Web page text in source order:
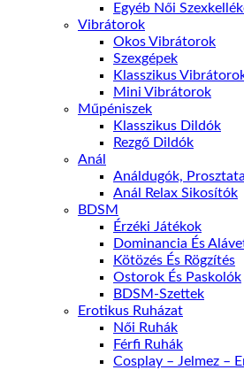
Egyéb Női
Vibrátorok
Okos Vibrátorok
Szexgépek
Klasszikus
Mini Vibrátorok
Műpéniszek
Klasszikus Dildók
Rezgő Dildók
Anál
Análdugók,
Anál Relax Sikosítók
BDSM
Érzéki Játékok
Dominancia És
Kötözés És Rögzítés
Ostorok És Paskolók
BDSM-Szettek
Erotikus Ruházat
Női Ruhák
Férfi Ruhák
Cosplay – Jelmez –